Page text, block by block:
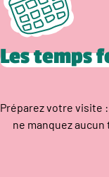
Les temps
Préparez votre visite
ne manquez